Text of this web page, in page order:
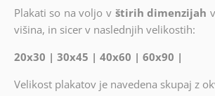
Plakati so na voljo v štirih dimenzijah
višina, in sicer v naslednjih velikostih:
20x30 | 30x45 | 40x60 | 60x90 |
Velikost plakatov je navedena skupaj z